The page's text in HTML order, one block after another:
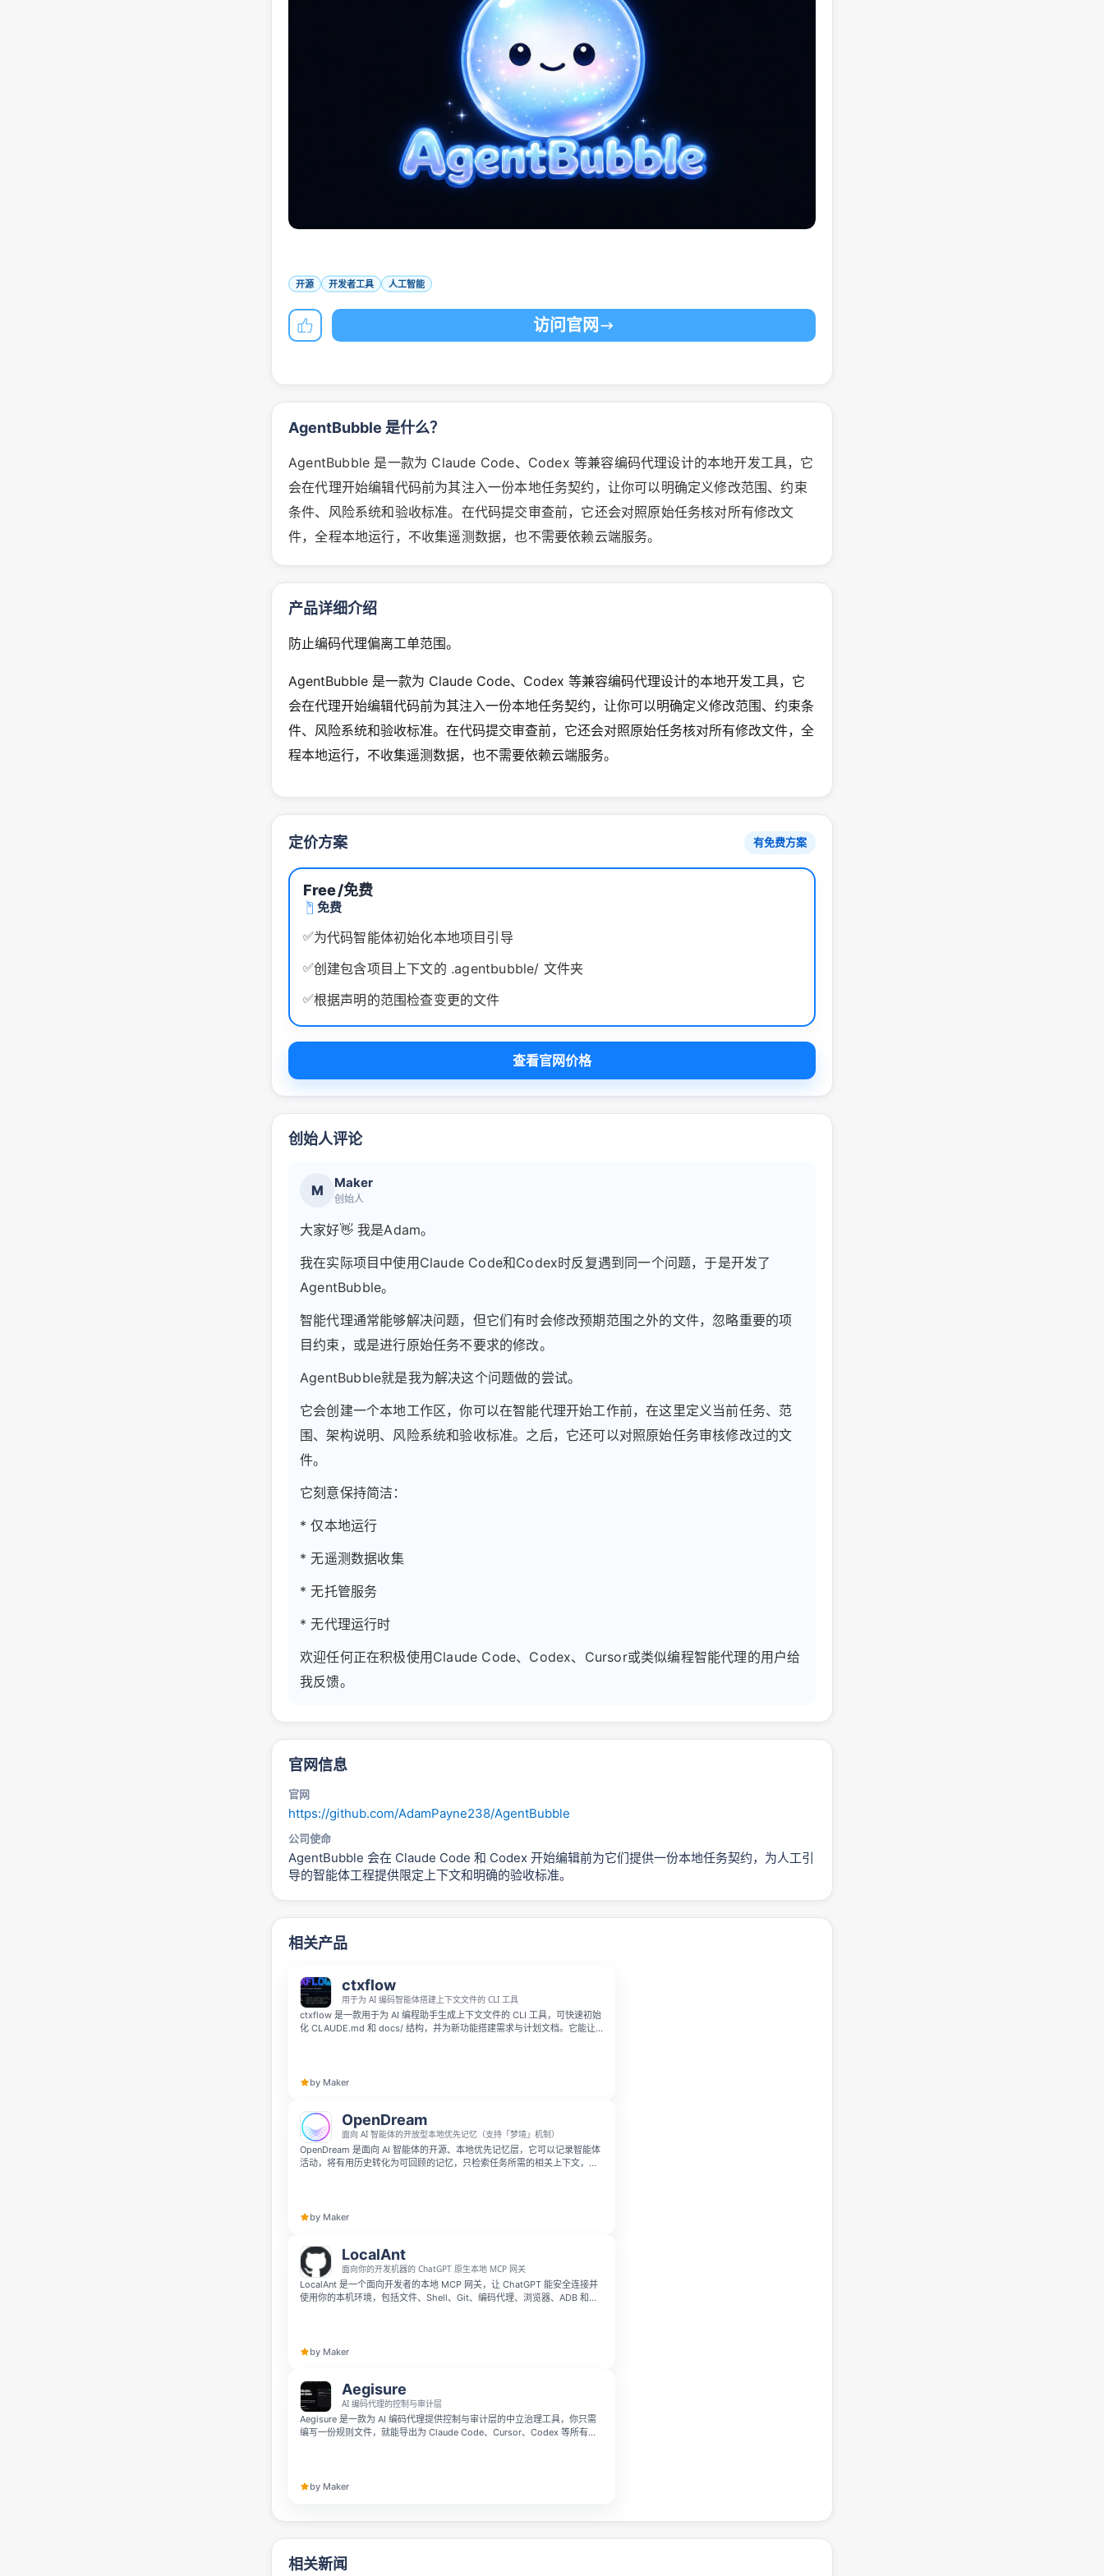
开源 开发者工具 人工智能
访问官网
AgentBubble 是什么？
AgentBubble 是一款为 Claude Code、Codex 等兼容编码代理设计的本地开发工具，它
会在代理开始编辑代码前为其注入一份本地任务契约，让你可以明确定义修改范围、约束
条件、风险系统和验收标准。在代码提交审查前，它还会对照原始任务核对所有修改文
件，全程本地运行，不收集遥测数据，也不需要依赖云端服务。
产品详细介绍
防止编码代理偏离工单范围。
AgentBubble 是一款为 Claude Code、Codex 等兼容编码代理设计的本地开发工具，它
会在代理开始编辑代码前为其注入一份本地任务契约，让你可以明确定义修改范围、约束条
件、风险系统和验收标准。在代码提交审查前，它还会对照原始任务核对所有修改文件，全
程本地运行，不收集遥测数据，也不需要依赖云端服务。
定价方案 有免费方案
Free/免费
免费
✅为代码智能体初始化本地项目引导
✅创建包含项目上下文的 .agentbubble/ 文件夹
✅根据声明的范围检查变更的文件
查看官网价格
创始人评论
M Maker
创始人
大家好👋 我是Adam。
我在实际项目中使用Claude Code和Codex时反复遇到同一个问题，于是开发了
AgentBubble。
智能代理通常能够解决问题，但它们有时会修改预期范围之外的文件，忽略重要的项
目约束，或是进行原始任务不要求的修改。
AgentBubble就是我为解决这个问题做的尝试。
它会创建一个本地工作区，你可以在智能代理开始工作前，在这里定义当前任务、范
围、架构说明、风险系统和验收标准。之后，它还可以对照原始任务审核修改过的文
件。
它刻意保持简洁：
* 仅本地运行
* 无遥测数据收集
* 无托管服务
* 无代理运行时
欢迎任何正在积极使用Claude Code、Codex、Cursor或类似编程智能代理的用户给
我反馈。
官网信息
官网
https://github.com/AdamPayne238/AgentBubble
公司使命
AgentBubble 会在 Claude Code 和 Codex 开始编辑前为它们提供一份本地任务契约，为人工引
导的智能体工程提供限定上下文和明确的验收标准。
相关产品
ctxflow
用于为 AI 编码智能体搭建上下文文件的 CLI 工具
ctxflow 是一款用于为 AI 编程助手生成上下文文件的 CLI 工具，可快速初始
化 CLAUDE.md 和 docs/ 结构，并为新功能搭建需求与计划文档。它能让
by Maker
OpenDream
面向 AI 智能体的开放型本地优先记忆（支持「梦境」机制）
OpenDream 是面向 AI 智能体的开源、本地优先记忆层，它可以记录智能体
活动，将有用历史转化为可回顾的记忆，只检索任务所需的相关上下文，还
by Maker
LocalAnt
面向你的开发机器的 ChatGPT 原生本地 MCP 网关
LocalAnt 是一个面向开发者的本地 MCP 网关，让 ChatGPT 能安全连接并
使用你的本机环境，包括文件、Shell、Git、编码代理、浏览器、ADB 和自
by Maker
Aegisure
AI 编码代理的控制与审计层
Aegisure 是一款为 AI 编码代理提供控制与审计层的中立治理工具，你只需
编写一份规则文件，就能导出为 Claude Code、Cursor、Codex 等所有主
聊天机器人的控制面板。
by Maker
相关新闻